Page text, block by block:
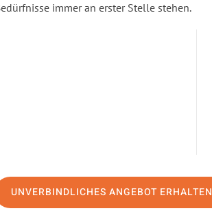
immer an erster Stelle stehen.
UNVERBINDLICHES ANGEBOT ERHALTEN